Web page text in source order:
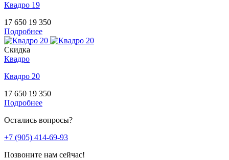
Квадро 19
17 650 19 350
Подробнее
Скидка
Квадро
Квадро 20
17 650 19 350
Подробнее
Остались вопросы?
+7 (905) 414-69-93
Позвоните нам сейчас!